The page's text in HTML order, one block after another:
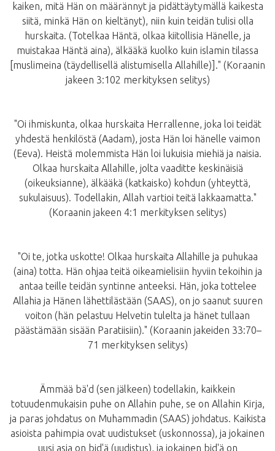
kaiken, mitä Hän on määrännyt ja pidättäytymällä kaikesta
siitä, minkä Hän on kieltänyt), niin kuin teidän tulisi olla
hurskaita. (Totelkaa Häntä, olkaa kiitollisia Hänelle, ja
muistakaa Häntä aina), älkääkä kuolko kuin islamin tilassa
[muslimeina (täydellisellä alistumisella Allahille)]." (Koraanin
jakeen 3:102 merkityksen selitys)
"Oi ihmiskunta, olkaa hurskaita Herrallenne, joka loi teidät
yhdestä henkilöstä (Aadam), josta Hän loi hänelle vaimon
(Eeva). Heistä molemmista Hän loi lukuisia miehiä ja naisia.
Olkaa hurskaita Allahille, jolta vaaditte keskinäisiä
(oikeuksianne), älkääkä (katkaisko) kohdun (yhteyttä,
sukulaisuus). Todellakin, Allah vartioi teitä lakkaamatta."
(Koraanin jakeen 4:1 merkityksen selitys)
"Oi te, jotka uskotte! Olkaa hurskaita Allahille ja puhukaa
(aina) totta. Hän ohjaa teitä oikeamielisiin hyviin tekoihin ja
antaa teille teidän syntinne anteeksi. Hän, joka tottelee
Allahia ja Hänen lähettilästään (SAAS), on jo saanut suuren
voiton (hän pelastuu Helvetin tulelta ja hänet tullaan
päästämään sisään Paratiisiin)." (Koraanin jakeiden 33:70–
71 merkityksen selitys)
Ämmää bä'd (sen jälkeen) todellakin, kaikkein
totuudenmukaisin puhe on Allahin puhe, se on Allahin Kirja,
ja paras johdatus on Muhammadin (SAAS) johdatus. Kaikista
asioista pahimpia ovat uudistukset (uskonnossa), ja jokainen
uusi asia on bid'ä (uudistus), ja jokainen bid'ä on